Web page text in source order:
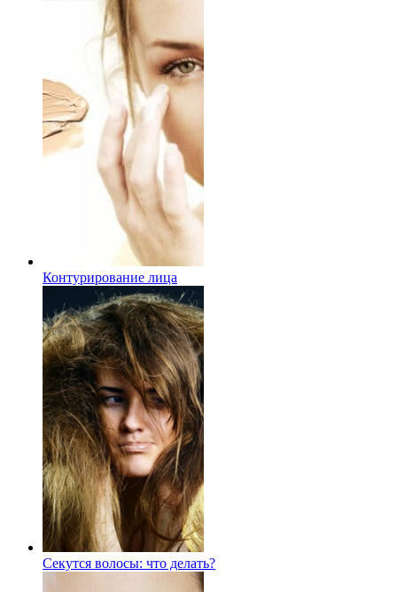
Контурирование лица
Секутся волосы: что делать?